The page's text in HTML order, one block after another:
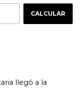
CAMBIAR CP
CALCULAR
Sin
continúa